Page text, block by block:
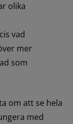
olika
vad
mer
som
om att se hela
med